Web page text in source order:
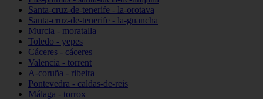
Santa-cruz-de-tenerife - la-orotava
Santa-cruz-de-tenerife - la-guancha
Murcia - moratalla
Toledo - yepes
Cáceres - cáceres
Valencia - torrent
A-coruña - ribeira
Pontevedra - caldas-de-reis
Málaga - torrox